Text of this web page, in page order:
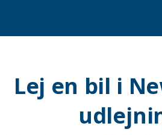
Lej en bil i